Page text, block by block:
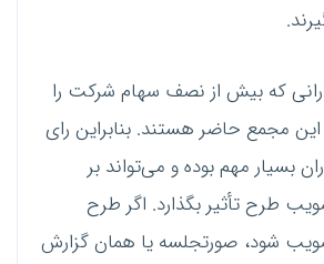
که بیش از نصف سهام شرکت را
این مجمع حاضر هستند. بنابراین رای
بسیار مهم بوده و می‌تواند بر
طرح تأثیر بگذارد. اگر طرح
شود، صورتجلسه یا همان گزارش